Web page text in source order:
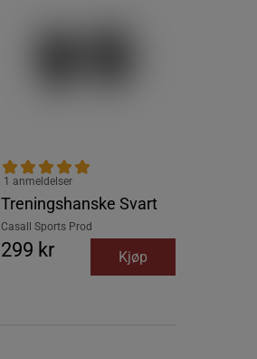
Treningshanske Svart
1 anmeldelser
Casall Sports Prod
299 kr Kjøp